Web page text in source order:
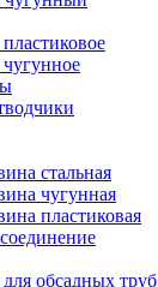
стальная
чугунная
пластиковая
обсадных труб